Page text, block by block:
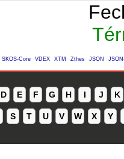
SKOS-Core VDEX XTM Zthes JSON
D E F G H I J K
S T U V W X Y